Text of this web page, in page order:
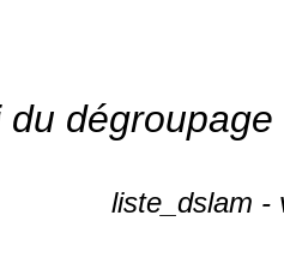
du
liste_dslam -